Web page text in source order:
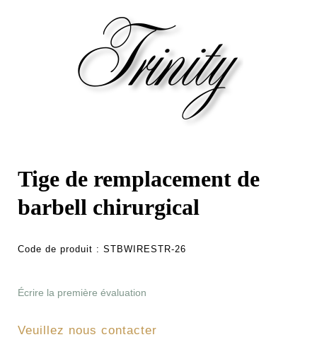
Tige de remplacement de
barbell chirurgical
Code de produit : STBWIRESTR-26
Écrire la première évaluation
Veuillez nous contacter